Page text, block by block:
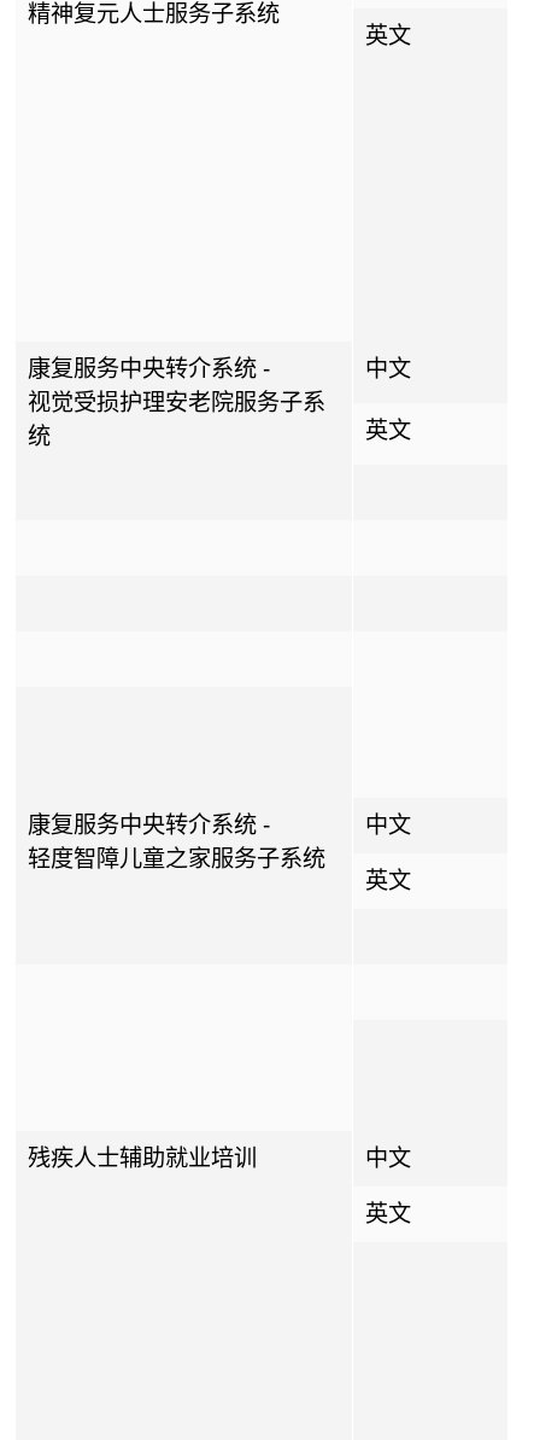
精神复元人士服务子系统
英文
康复服务中央转介系统 -
视觉受损护理安老院服务子系
统
中文
英文
康复服务中央转介系统 -
轻度智障儿童之家服务子系统
中文
英文
残疾人士辅助就业培训 中文
英文